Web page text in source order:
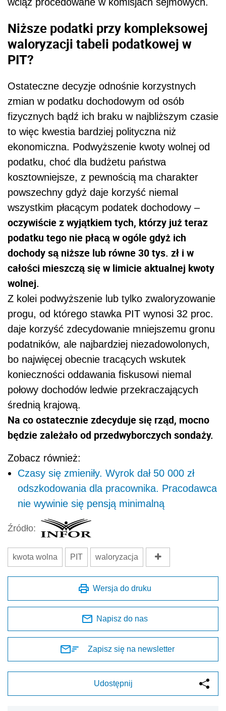
Niższe podatki przy kompleksowej
waloryzacji tabeli podatkowej w
PIT?
Ostateczne decyzje odnośnie korzystnych
zmian w podatku dochodowym od osób
fizycznych bądź ich braku w najbliższym czasie
to więc kwestia bardziej polityczna niż
ekonomiczna. Podwyższenie kwoty wolnej od
podatku, choć dla budżetu państwa
kosztowniejsze, z pewnością ma charakter
powszechny gdyż daje korzyść niemal
wszystkim płacącym podatek dochodowy –
oczywiście z wyjątkiem tych, którzy już teraz
podatku tego nie płacą w ogóle gdyż ich
dochody są niższe lub równe 30 tys. zł i w
całości mieszczą się w limicie aktualnej kwoty
wolnej.
Z kolei podwyższenie lub tylko zwaloryzowanie
progu, od którego stawka PIT wynosi 32 proc.
daje korzyść zdecydowanie mniejszemu gronu
podatników, ale najbardziej niezadowolonych,
bo najwięcej obecnie tracących wskutek
konieczności oddawania fiskusowi niemal
połowy dochodów ledwie przekraczających
średnią krajową.
Na co ostatecznie zdecyduje się rząd, mocno
będzie zależało od przedwyborczych sondaży.
Zobacz również:
Czasy się zmieniły. Wyrok dał 50 000 zł
odszkodowania dla pracownika. Pracodawca
nie wywinie się pensją minimalną
Źródło:
kwota wolna PIT waloryzacja
Wersja do druku
Napisz do nas
Zapisz się na newsletter
Udostępnij